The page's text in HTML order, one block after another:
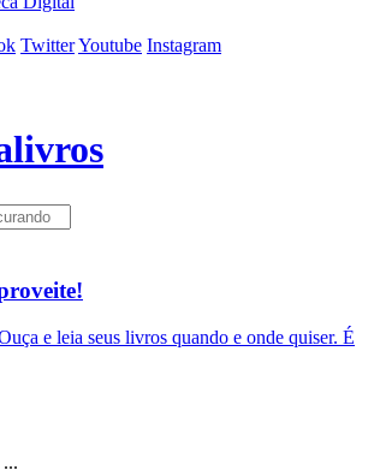
TwitterYoutube Instagram
e leia seus livros quando e onde quiser. É